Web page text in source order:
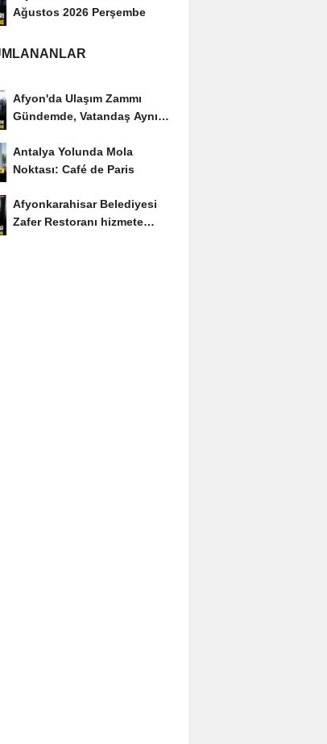
Ağustos 2026 Perşembe
Afyon'da Ulaşım Zammı
Gündemde, Vatandaş Aynı
Antalya Yolunda Mola
Noktası: Café de Paris
Afyonkarahisar Belediyesi
Zafer Restoranı hizmete